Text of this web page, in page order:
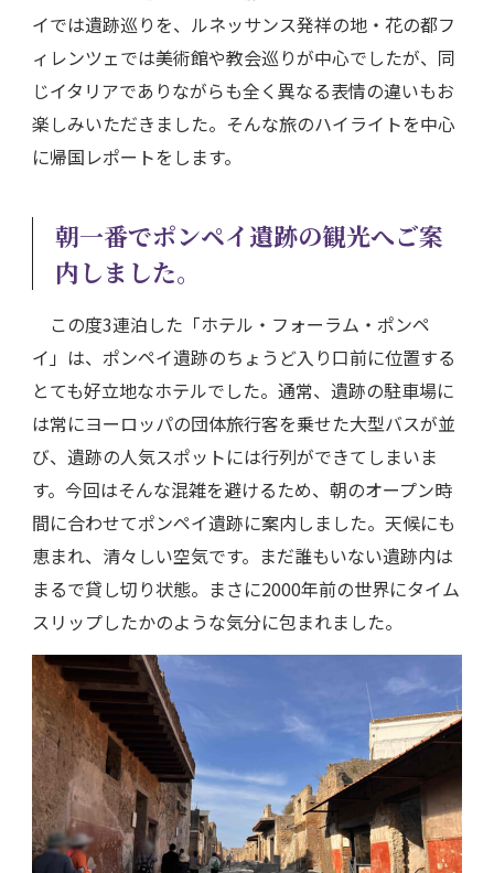
イでは遺跡巡りを、ルネッサンス発祥の地・花の都フ
ィレンツェでは美術館や教会巡りが中心でしたが、同
じイタリアでありながらも全く異なる表情の違いもお
楽しみいただきました。そんな旅のハイライトを中心
に帰国レポートをします。
朝一番でポンペイ遺跡の観光へご案
内しました。
この度3連泊した「ホテル・フォーラム・ポンペ
イ」は、ポンペイ遺跡のちょうど入り口前に位置する
とても好立地なホテルでした。通常、遺跡の駐車場に
は常にヨーロッパの団体旅行客を乗せた大型バスが並
び、遺跡の人気スポットには行列ができてしまいま
す。今回はそんな混雑を避けるため、朝のオープン時
間に合わせてポンペイ遺跡に案内しました。天候にも
恵まれ、清々しい空気です。まだ誰もいない遺跡内は
まるで貸し切り状態。まさに2000年前の世界にタイム
スリップしたかのような気分に包まれました。